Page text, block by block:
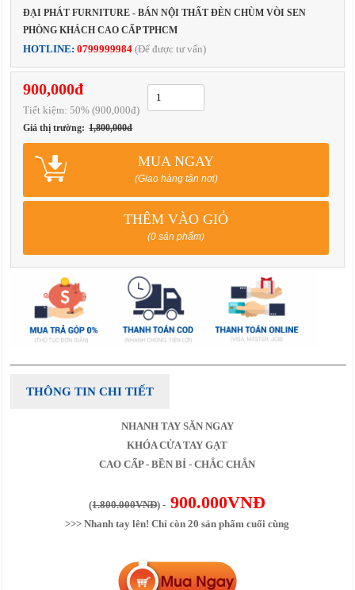
ĐẠI PHÁT FURNITURE - BÁN NỘI THẤT ĐÈN CHÙM VÒI SEN
PHÒNG KHÁCH CAO CẤP TPHCM
HOTLINE:0799999984 (Để được tư vấn)
900,000đ
Tiết kiệm:50% (900,000đ)
Giá thị trường: 1,800,000đ
MUA NGAY
(Giao hàng tận nơi)
THÊM VÀO GIỎ
(0 sản phẩm)
THÔNG TIN CHI TIẾT
NHANH TAY SĂN NGAY
KHÓA CỬA TAY GẠT
CAO CẤP - BỀN BỈ - CHẮC CHẮN
(1.800.000VNĐ) - 900.000VNĐ
>>> Nhanh tay lên! Chỉ còn 20 sản phẩm cuối cùng